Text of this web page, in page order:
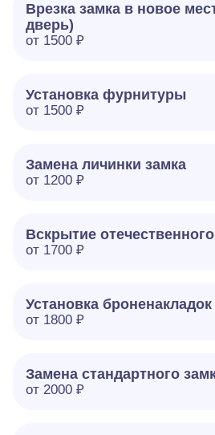
Врезка замка в новое
дверь)
от 1500 ₽
Установка фурнитуры
от 1500 ₽
Замена личинки замка
от 1200 ₽
Вскрытие
от 1700 ₽
Установка броненакладок
от 1800 ₽
Замена стандартного
от 2000 ₽